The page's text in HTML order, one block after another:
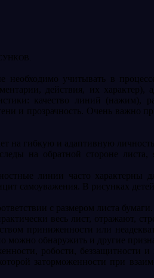
учитывать в
действия, их
качество линий (нажим),
и прозрачность. Очень важно
гибкую и адаптивную
на обратной стороне листа,
линии часто характерны
самоуважения. В рисунках
с размером листа бумаги.
весь лист, отражают,
приниженности или
можно обнаружить и другие
робости, беззащитности
заторможенности при